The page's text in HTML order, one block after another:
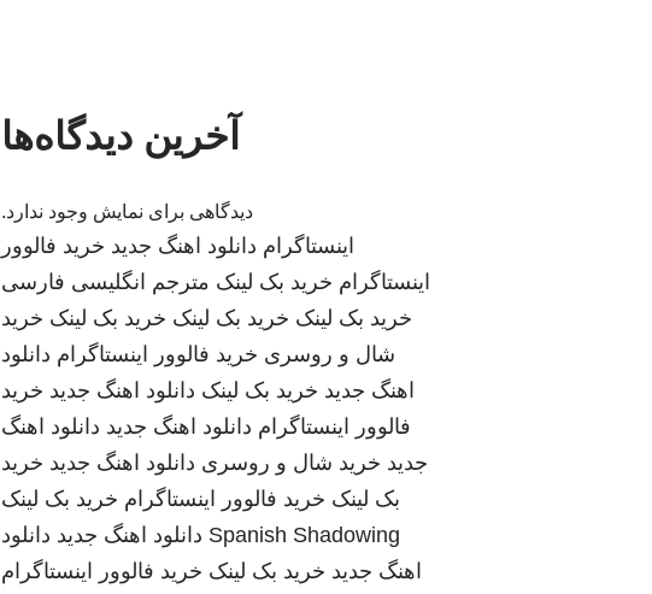
آخرین دیدگاه‌ها
دیدگاهی برای نمایش وجود ندارد.
اینستاگرام دانلود اهنگ جدید خرید فالوور
اینستاگرام خرید بک لینک مترجم انگلیسی فارسی
خرید بک لینک خرید بک لینک خرید بک لینک خرید
شال و روسری خرید فالوور اینستاگرام دانلود
اهنگ جدید خرید بک لینک دانلود اهنگ جدید خرید
فالوور اینستاگرام دانلود اهنگ جدید دانلود اهنگ
جدید خرید شال و روسری دانلود اهنگ جدید خرید
بک لینک خرید فالوور اینستاگرام خرید بک لینک
Spanish Shadowing دانلود اهنگ جدید دانلود
اهنگ جدید خرید بک لینک خرید فالوور اینستاگرام